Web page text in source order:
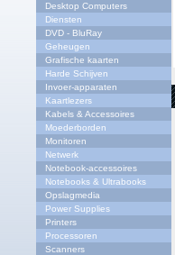
Desktop Computers
Diensten
DVD - BluRay
Geheugen
Grafische kaarten
Harde Schijven
Invoer-apparaten
Kaartlezers
Kabels & Accessoires
Moederborden
Monitoren
Netwerk
Notebook-accessoires
Notebooks & Ultrabooks
Opslagmedia
Power Supplies
Printers
Processoren
Scanners